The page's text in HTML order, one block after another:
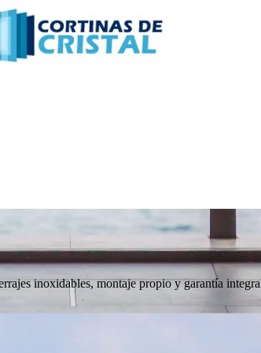
inoxidables, montaje propio y garantía